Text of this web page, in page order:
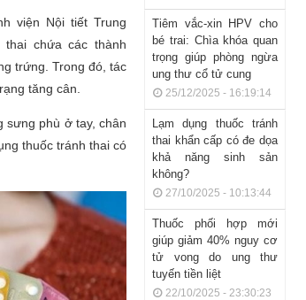
viện Nội tiết Trung
chứa các thành
trứng. Trong đó, tác
tăng cân.
sưng phù ở tay, chân
thuốc tránh thai có
Tiêm vắc-xin HPV cho
bé trai: Chìa khóa quan
trọng giúp phòng ngừa
ung thư cổ tử cung
25/12/2025 - 16:19:14
Lạm dụng thuốc tránh
thai khẩn cấp có đe dọa
khả năng sinh sản
không?
27/10/2025 - 10:13:44
Thuốc phối hợp mới
giúp giảm 40% nguy cơ
tử vong do ung thư
tuyến tiền liệt
22/10/2025 - 23:30:23